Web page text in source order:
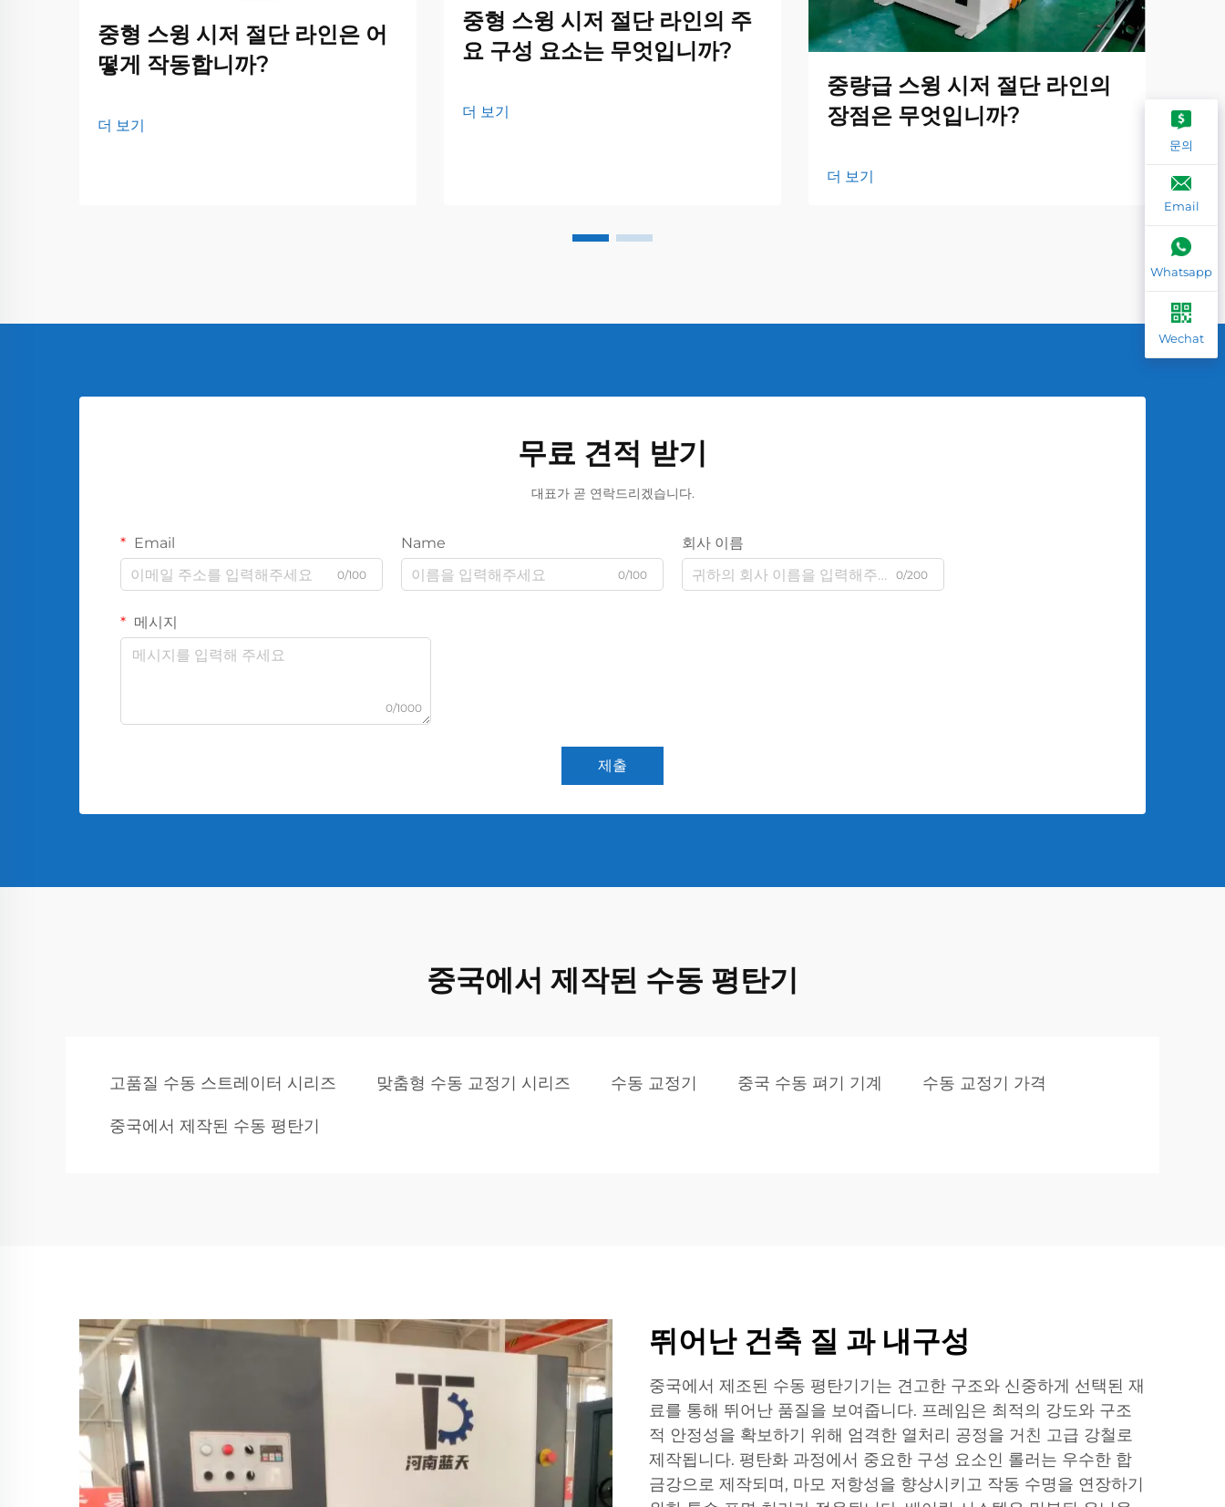
중형 스윙 시저 절단 라인은 어
떻게 작동합니까?
더 보기
중형 스윙 시저 절단 라인의 주
요 구성 요소는 무엇입니까?
더 보기
중량급 스윙 시저 절단 라인의
장점은 무엇입니까?
더 보기
무료 견적 받기
대표가 곧 연락드리겠습니다.
Email
0/100
Name
0/100
회사 이름
0/200
메시지
0/1000
제출
중국에서 제작된 수동 평탄기
고품질 수동 스트레이터 시리즈 맞춤형 수동 교정기 시리즈 수동 교정기 중국 수동 펴기 기계 수동 교정기 가격
중국에서 제작된 수동 평탄기
뛰어난 건축 질 과 내구성
중국에서 제조된 수동 평탄기기는 견고한 구조와 신중하게 선택된 재
료를 통해 뛰어난 품질을 보여줍니다. 프레임은 최적의 강도와 구조
적 안정성을 확보하기 위해 엄격한 열처리 공정을 거친 고급 강철로
제작됩니다. 평탄화 과정에서 중요한 구성 요소인 롤러는 우수한 합
금강으로 제작되며, 마모 저항성을 향상시키고 작동 수명을 연장하기
문의
Email
Whatsapp
Wechat